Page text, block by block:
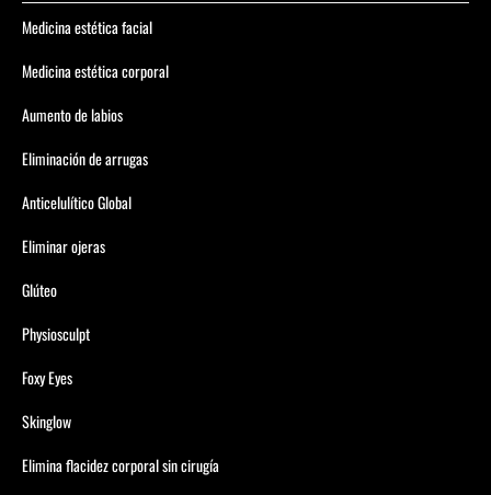
¡Conoce más sobre Dorsia Mataró!
Medicina estética facial
Medicina estética corporal
Aumento de labios
Eliminación de arrugas
Anticelulítico Global
Eliminar ojeras
Glúteo
Physiosculpt
Foxy Eyes
Skinglow
Elimina flacidez corporal sin cirugía